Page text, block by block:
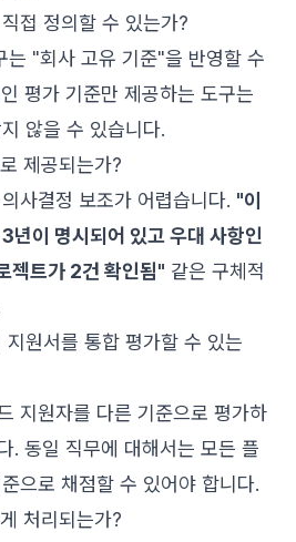
접 정의할 수 있는가?
는 "회사 고유 기준"을 반영할 수
평가 기준만 제공하는 도구는
않을 수 있습니다.
제공되는가?
사결정 보조가 어렵습니다. "이
이 명시되어 있고 우대 사항인
트가 2건 확인됨" 같은 구체적
원서를 통합 평가할 수 있는
지원자를 다른 기준으로 평가하
. 동일 직무에 대해서는 모든 플
으로 채점할 수 있어야 합니다.
처리되는가?